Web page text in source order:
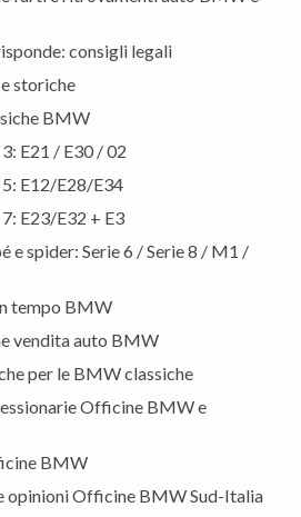
consigli legali
storiche
BMW
E21 / E30 / 02
E12/E28/E34
E23/E32 + E3
e spider: Serie 6 / Serie 8 / M1 /
tempo BMW
vendita auto BMW
per le BMW classiche
Officine BMW e
BMW
opinioni Officine BMW Sud-Italia